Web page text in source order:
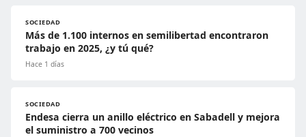
SOCIEDAD
Más de 1.100 internos en semilibertad encontraron
trabajo en 2025, ¿y tú qué?
Hace 1 días
SOCIEDAD
Endesa cierra un anillo eléctrico en Sabadell y mejora
el suministro a 700 vecinos